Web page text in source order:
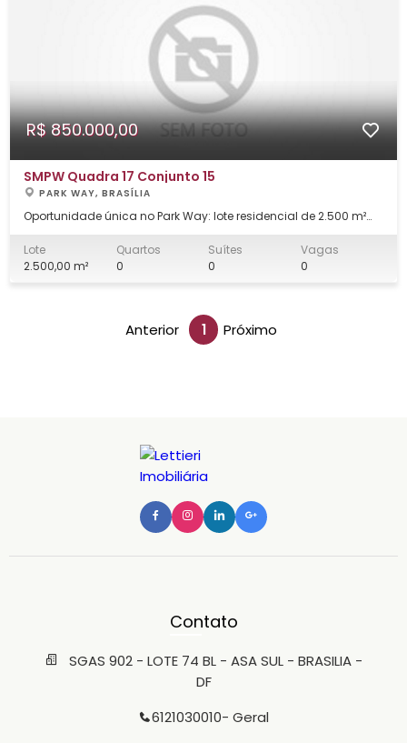
R$ 850.000,00
SMPW Quadra 17 Conjunto 15
PARK WAY, BRASÍLIA
Oportunidade única no Park Way: lote residencial de 2.500 m²
15, com potencial para construções de alto padrão e amplo
espaço para diferentes projetos. Excelente topografia,
Lote
2.500,00 m²
Quartos
0
Suítes
0
Vagas
0
Anterior 1 Próximo
Contato
SGAS 902 - LOTE 74 BL - ASA SUL - BRASILIA -
DF
6121030010- Geral